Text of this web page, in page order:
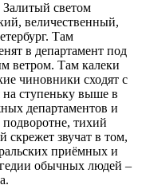
светом
величественный,
Там
в департамент под
ветром. Там калеки
чиновники сходят с
на ступеньку выше в
департаментов и
тихий
звучат в том,
приёмных и
обычных людей –